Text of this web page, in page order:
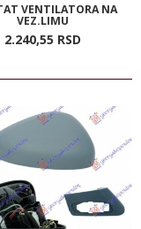
VENTILATORA NA
VEZ.LIMU
2.240,55 RSD